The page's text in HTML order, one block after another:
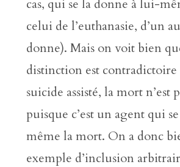
cas, qui se la donne à lui-
celui de l’euthanasie, d’un
donne). Mais on voit bien
distinction est contradictoire
suicide assisté, la mort n’est
puisque c’est un agent qui
même la mort. On a donc
exemple d’inclusion